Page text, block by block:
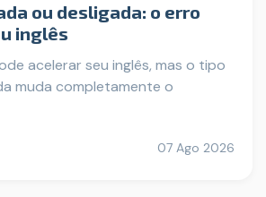
ou desligada: o erro
inglês
acelerar seu inglês, mas o tipo
muda completamente o
07 Ago 2026